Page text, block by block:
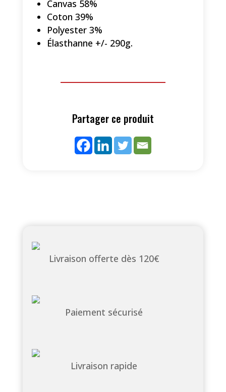
Canvas 58%
Coton 39%
Polyester 3%
Élasthanne +/- 290g.
Partager ce produit
Livraison offerte dès 120€
Paiement sécurisé
Livraison rapide